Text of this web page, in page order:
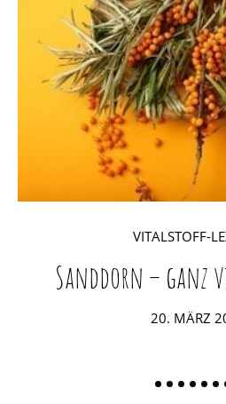
VITALSTOFF-
Sanddorn – ganz
POSTED
20. MÄRZ